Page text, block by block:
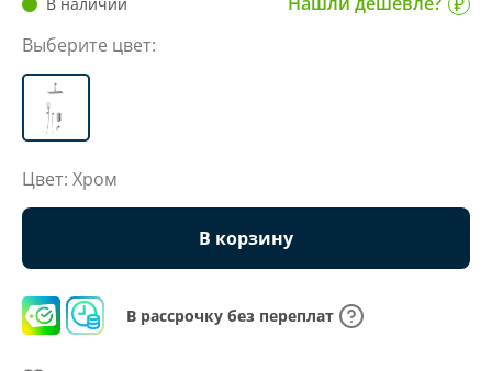
Выберите цвет:
Цвет: Хром
В корзину
В рассрочку без переплат